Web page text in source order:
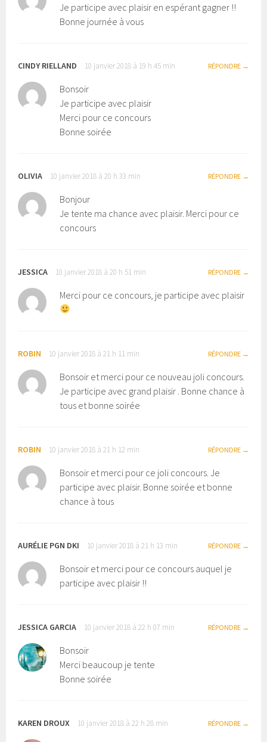
Je participe avec plaisir en espérant gagner !!
Bonne journée à vous
CINDY RIELLAND 10 janvier 2018 à 19 h 45 min RÉPONDRE
Bonsoir
Je participe avec plaisir
Merci pour ce concours
Bonne soirée
OLIVIA 10 janvier 2018 à 20 h 33 min RÉPONDRE
Bonjour
Je tente ma chance avec plaisir. Merci pour ce
concours
JESSICA 10 janvier 2018 à 20 h 51 min RÉPONDRE
Merci pour ce concours, je participe avec plaisir
ROBIN 10 janvier 2018 à 21 h 11 min RÉPONDRE
Bonsoir et merci pour ce nouveau joli concours.
Je participe avec grand plaisir . Bonne chance à
tous et bonne soirée
ROBIN 10 janvier 2018 à 21 h 12 min RÉPONDRE
Bonsoir et merci pour ce joli concours. Je
participe avec plaisir. Bonne soirée et bonne
chance à tous
AURÉLIE PGN DKI 10 janvier 2018 à 21 h 13 min RÉPONDRE
Bonsoir et merci pour ce concours auquel je
participe avec plaisir !!
JESSICA GARCIA 10 janvier 2018 à 22 h 07 min RÉPONDRE
Bonsoir
Merci beaucoup je tente
Bonne soirée
KAREN DROUX 10 janvier 2018 à 22 h 28 min RÉPONDRE